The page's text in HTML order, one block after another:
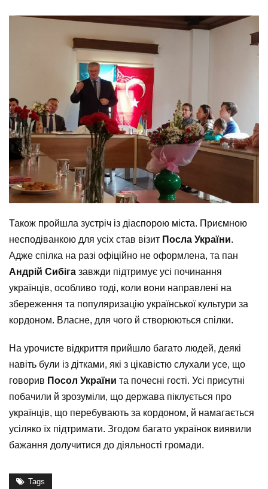
Також пройшла зустріч із діаспорою міста. Приємною
несподіванкою для усіх став візит Посла України.
Адже спілка на разі офіційно не оформлена, та пан
Андрій Сибіга завжди підтримує усі починання
українців, особливо тоді, коли вони направлені на
збереження та популяризацію української культури за
кордоном. Власне, для чого й створюються спілки.
На урочисте відкриття прийшло багато людей, деякі
навіть були із дітками, які з цікавістю слухали усе, що
говорив Посол України та почесні гості. Усі присутні
побачили й зрозуміли, що держава піклується про
українців, що перебувають за кордоном, й намагається
усіляко їх підтримати. Згодом багато українок виявили
бажання долучитися до діяльності громади.
Tags